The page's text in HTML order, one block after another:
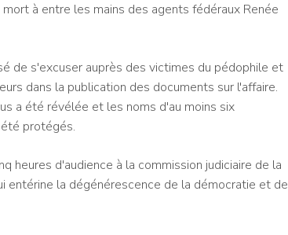
à entre les mains des agents fédéraux Renée
de s'excuser auprès des victimes du pédophile et
dans la publication des documents sur l'affaire.
a été révélée et les noms d'au moins six
protégés.
heures d'audience à la commission judiciaire de la
la dégénérescence de la démocratie et de